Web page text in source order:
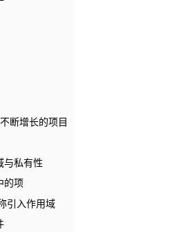
断增长的项目
与私有性
的项
引入作用域